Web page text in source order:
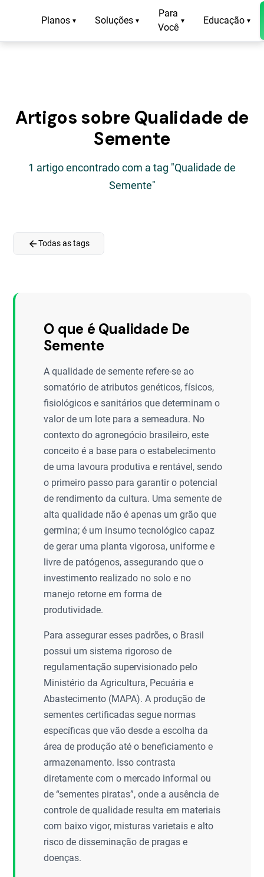
Planos ▾ Soluções ▾
Para
Você
▾ Educação ▾
Artigos sobre Qualidade de
Semente
1 artigo encontrado com a tag "Qualidade de
Semente"
arrow_backTodas as tags
O que é Qualidade De
Semente
A qualidade de semente refere-se ao
somatório de atributos genéticos, físicos,
fisiológicos e sanitários que determinam o
valor de um lote para a semeadura. No
contexto do agronegócio brasileiro, este
conceito é a base para o estabelecimento
de uma lavoura produtiva e rentável, sendo
o primeiro passo para garantir o potencial
de rendimento da cultura. Uma semente de
alta qualidade não é apenas um grão que
germina; é um insumo tecnológico capaz
de gerar uma planta vigorosa, uniforme e
livre de patógenos, assegurando que o
investimento realizado no solo e no
manejo retorne em forma de
produtividade.
Para assegurar esses padrões, o Brasil
possui um sistema rigoroso de
regulamentação supervisionado pelo
Ministério da Agricultura, Pecuária e
Abastecimento (MAPA). A produção de
sementes certificadas segue normas
específicas que vão desde a escolha da
área de produção até o beneficiamento e
armazenamento. Isso contrasta
diretamente com o mercado informal ou
de “sementes piratas”, onde a ausência de
controle de qualidade resulta em materiais
com baixo vigor, misturas varietais e alto
risco de disseminação de pragas e
doenças.